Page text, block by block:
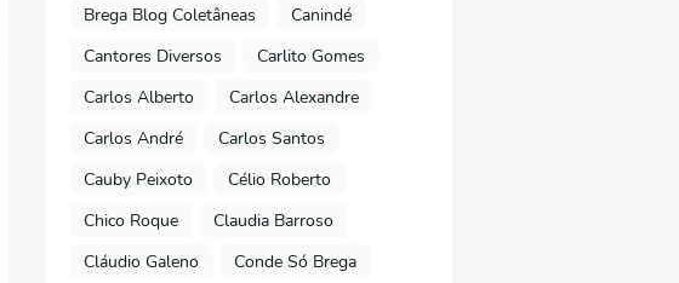
Brega Blog Coletâneas
Canindé
Cantores Diversos
Carlito Gomes
Carlos Alberto
Carlos Alexandre
Carlos André
Carlos Santos
Cauby Peixoto
Célio Roberto
Chico Roque
Claudia Barroso
Cláudio Galeno
Conde Só Brega